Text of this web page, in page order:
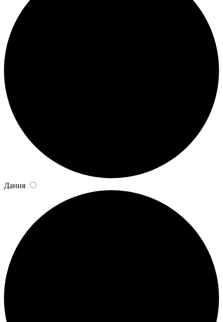
Дания